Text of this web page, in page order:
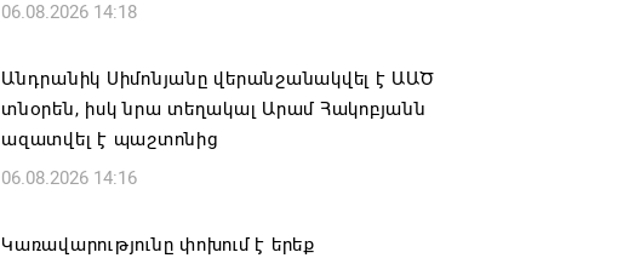
06.08.2026 14:18
Անդրանիկ Սիմոնյանը վերանշանակվել է ԱԱԾ
տնօրեն, իսկ նրա տեղակալ Արամ Հակոբյանն
ազատվել է պաշտոնից
06.08.2026 14:16
Կառավարությունը փոխում է երեք